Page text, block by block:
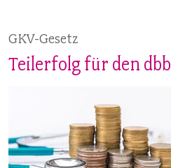
GKV-Gesetz
Teilerfolg für den dbb